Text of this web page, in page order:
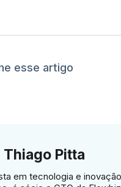
esse artigo
Thiago Pitta
em tecnologia e